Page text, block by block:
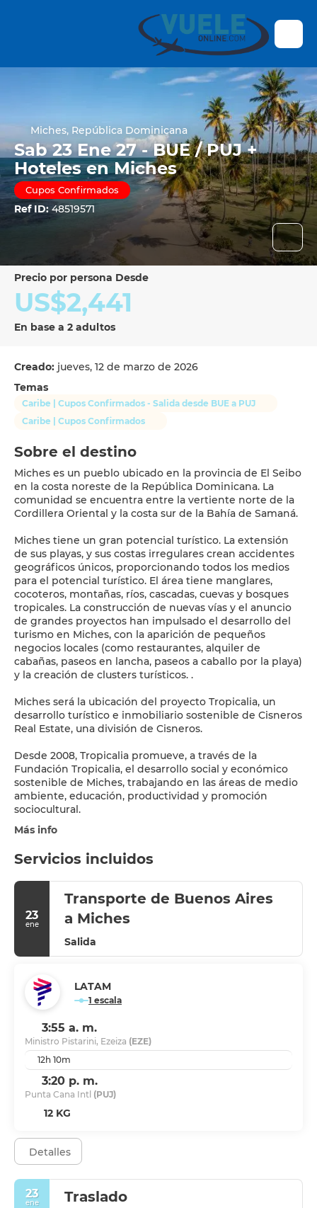
Miches, República Dominicana
Sab 23 Ene 27 - BUE / PUJ +
Hoteles en Miches
Cupos Confirmados
Ref ID:48519571
precio por persona Desde
US$2,441
En base a 2 adultos
Creado: jueves, 12 de marzo de 2026
Temas
Caribe | Cupos Confirmados - Salida desde BUE a PUJ
Caribe | Cupos Confirmados
Sobre el destino
Miches es un pueblo ubicado en la provincia de El Seibo
en la costa noreste de la República Dominicana. La
comunidad se encuentra entre la vertiente norte de la
Cordillera Oriental y la costa sur de la Bahía de Samaná.
Miches tiene un gran potencial turístico. La extensión
de sus playas, y sus costas irregulares crean accidentes
geográficos únicos, proporcionando todos los medios
para el potencial turístico. El área tiene manglares,
cocoteros, montañas, ríos, cascadas, cuevas y bosques
tropicales. La construcción de nuevas vías y el anuncio
de grandes proyectos han impulsado el desarrollo del
turismo en Miches, con la aparición de pequeños
negocios locales (como restaurantes, alquiler de
cabañas, paseos en lancha, paseos a caballo por la playa)
y la creación de clusters turísticos. .
Miches será la ubicación del proyecto Tropicalia, un
desarrollo turístico e inmobiliario sostenible de Cisneros
Real Estate, una división de Cisneros.
Desde 2008, Tropicalia promueve, a través de la
Fundación Tropicalia, el desarrollo social y económico
sostenible de Miches, trabajando en las áreas de medio
ambiente, educación, productividad y promoción
sociocultural.
Más info
Servicios incluidos
23
ene
Transporte de Buenos Aires
a Miches
Salida
LATAM
1 escala
3:55 a. m.
Ministro Pistarini, Ezeiza (EZE)
12h 10m
3:20 p. m.
Punta Cana Intl (PUJ)
12 KG
Detalles
23
ene Traslado